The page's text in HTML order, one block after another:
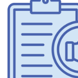
работы
Анализ